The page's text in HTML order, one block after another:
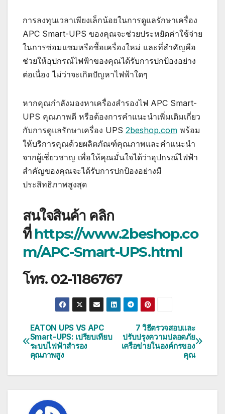
การลงทุนเวลาเพียงเล็กน้อยในการดูแลรักษาเครื่อง
APC Smart-UPS ของคุณจะช่วยประหยัดค่าใช้จ่าย
ในการซ่อมแซมหรือซื้อเครื่องใหม่ และที่สำคัญคือ
ช่วยให้อุปกรณ์ไฟฟ้าของคุณได้รับการปกป้องอย่าง
ต่อเนื่อง ไม่ว่าจะเกิดปัญหาไฟฟ้าใดๆ
หากคุณกำลังมองหาเครื่องสำรองไฟ APC Smart-
UPS คุณภาพดี หรือต้องการคำแนะนำเพิ่มเติมเกี่ยว
กับการดูแลรักษาเครื่อง UPS 2beshop.com พร้อม
ให้บริการคุณด้วยผลิตภัณฑ์คุณภาพและคำแนะนำ
จากผู้เชี่ยวชาญ เพื่อให้คุณมั่นใจได้ว่าอุปกรณ์ไฟฟ้า
สำคัญของคุณจะได้รับการปกป้องอย่างมี
ประสิทธิภาพสูงสุด
สนใจสินค้า คลิก
ที่ https://www.2beshop.co
m/APC-Smart-UPS.html
โทร. 02-1186767
แนะแนว
เรื่อง
7 วิธีตรวจสอบและ
ปรับปรุงความปลอดภัย
เครือข่ายในองค์กรของ
คุณ
EATON UPS VS APC
Smart-UPS: เปรียบเทียบ
ระบบไฟฟ้าสำรอง
คุณภาพสูง